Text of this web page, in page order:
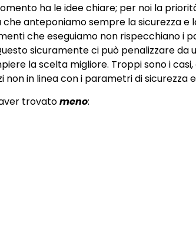
ha le idee chiare; per noi la
che anteponiamo sempre la sicurezza e
che eseguiamo non rispecchiano i
sicuramente ci può penalizzare da
la scelta migliore. Troppi sono i
in linea con i parametri di sicurezza
aver trovatomeno: